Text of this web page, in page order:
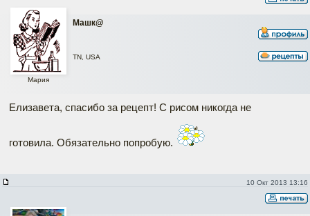
Машк@
Мария
TN, USA
Елизавета, спасибо за рецепт! С рисом никогда не
готовила. Обязательно попробую.
10 Окт 2013 13:16